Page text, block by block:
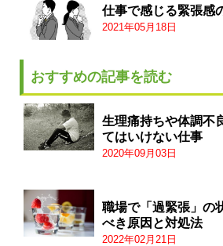
仕事で感じる緊張感
2021年05月18日
おすすめの記事を読む
生理痛持ちや体調不
てはいけない仕事
2020年09月03日
職場で「過緊張」の
べき原因と対処法
2022年02月21日